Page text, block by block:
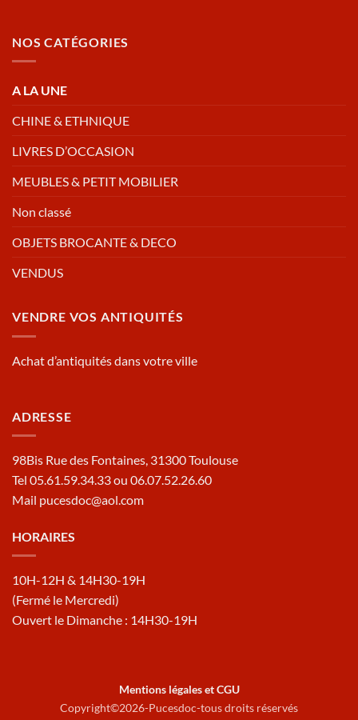
NOS CATÉGORIES
A LA UNE
CHINE & ETHNIQUE
LIVRES D’OCCASION
MEUBLES & PETIT MOBILIER
Non classé
OBJETS BROCANTE & DECO
VENDUS
VENDRE VOS ANTIQUITÉS
Achat d’antiquités dans votre ville
ADRESSE
98Bis Rue des Fontaines, 31300 Toulouse
Tel 05.61.59.34.33 ou 06.07.52.26.60
Mail pucesdoc@aol.com
HORAIRES
10H-12H & 14H30-19H
(Fermé le Mercredi)
Ouvert le Dimanche : 14H30-19H
Mentions légales et CGU
Copyright©2026-Pucesdoc-tous droits réservés